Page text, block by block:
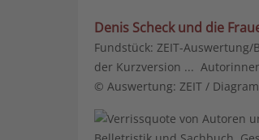
Denis Scheck und die
Fundstück: ZEIT-
der Kurzversion ...
© Auswertung: ZEIT /